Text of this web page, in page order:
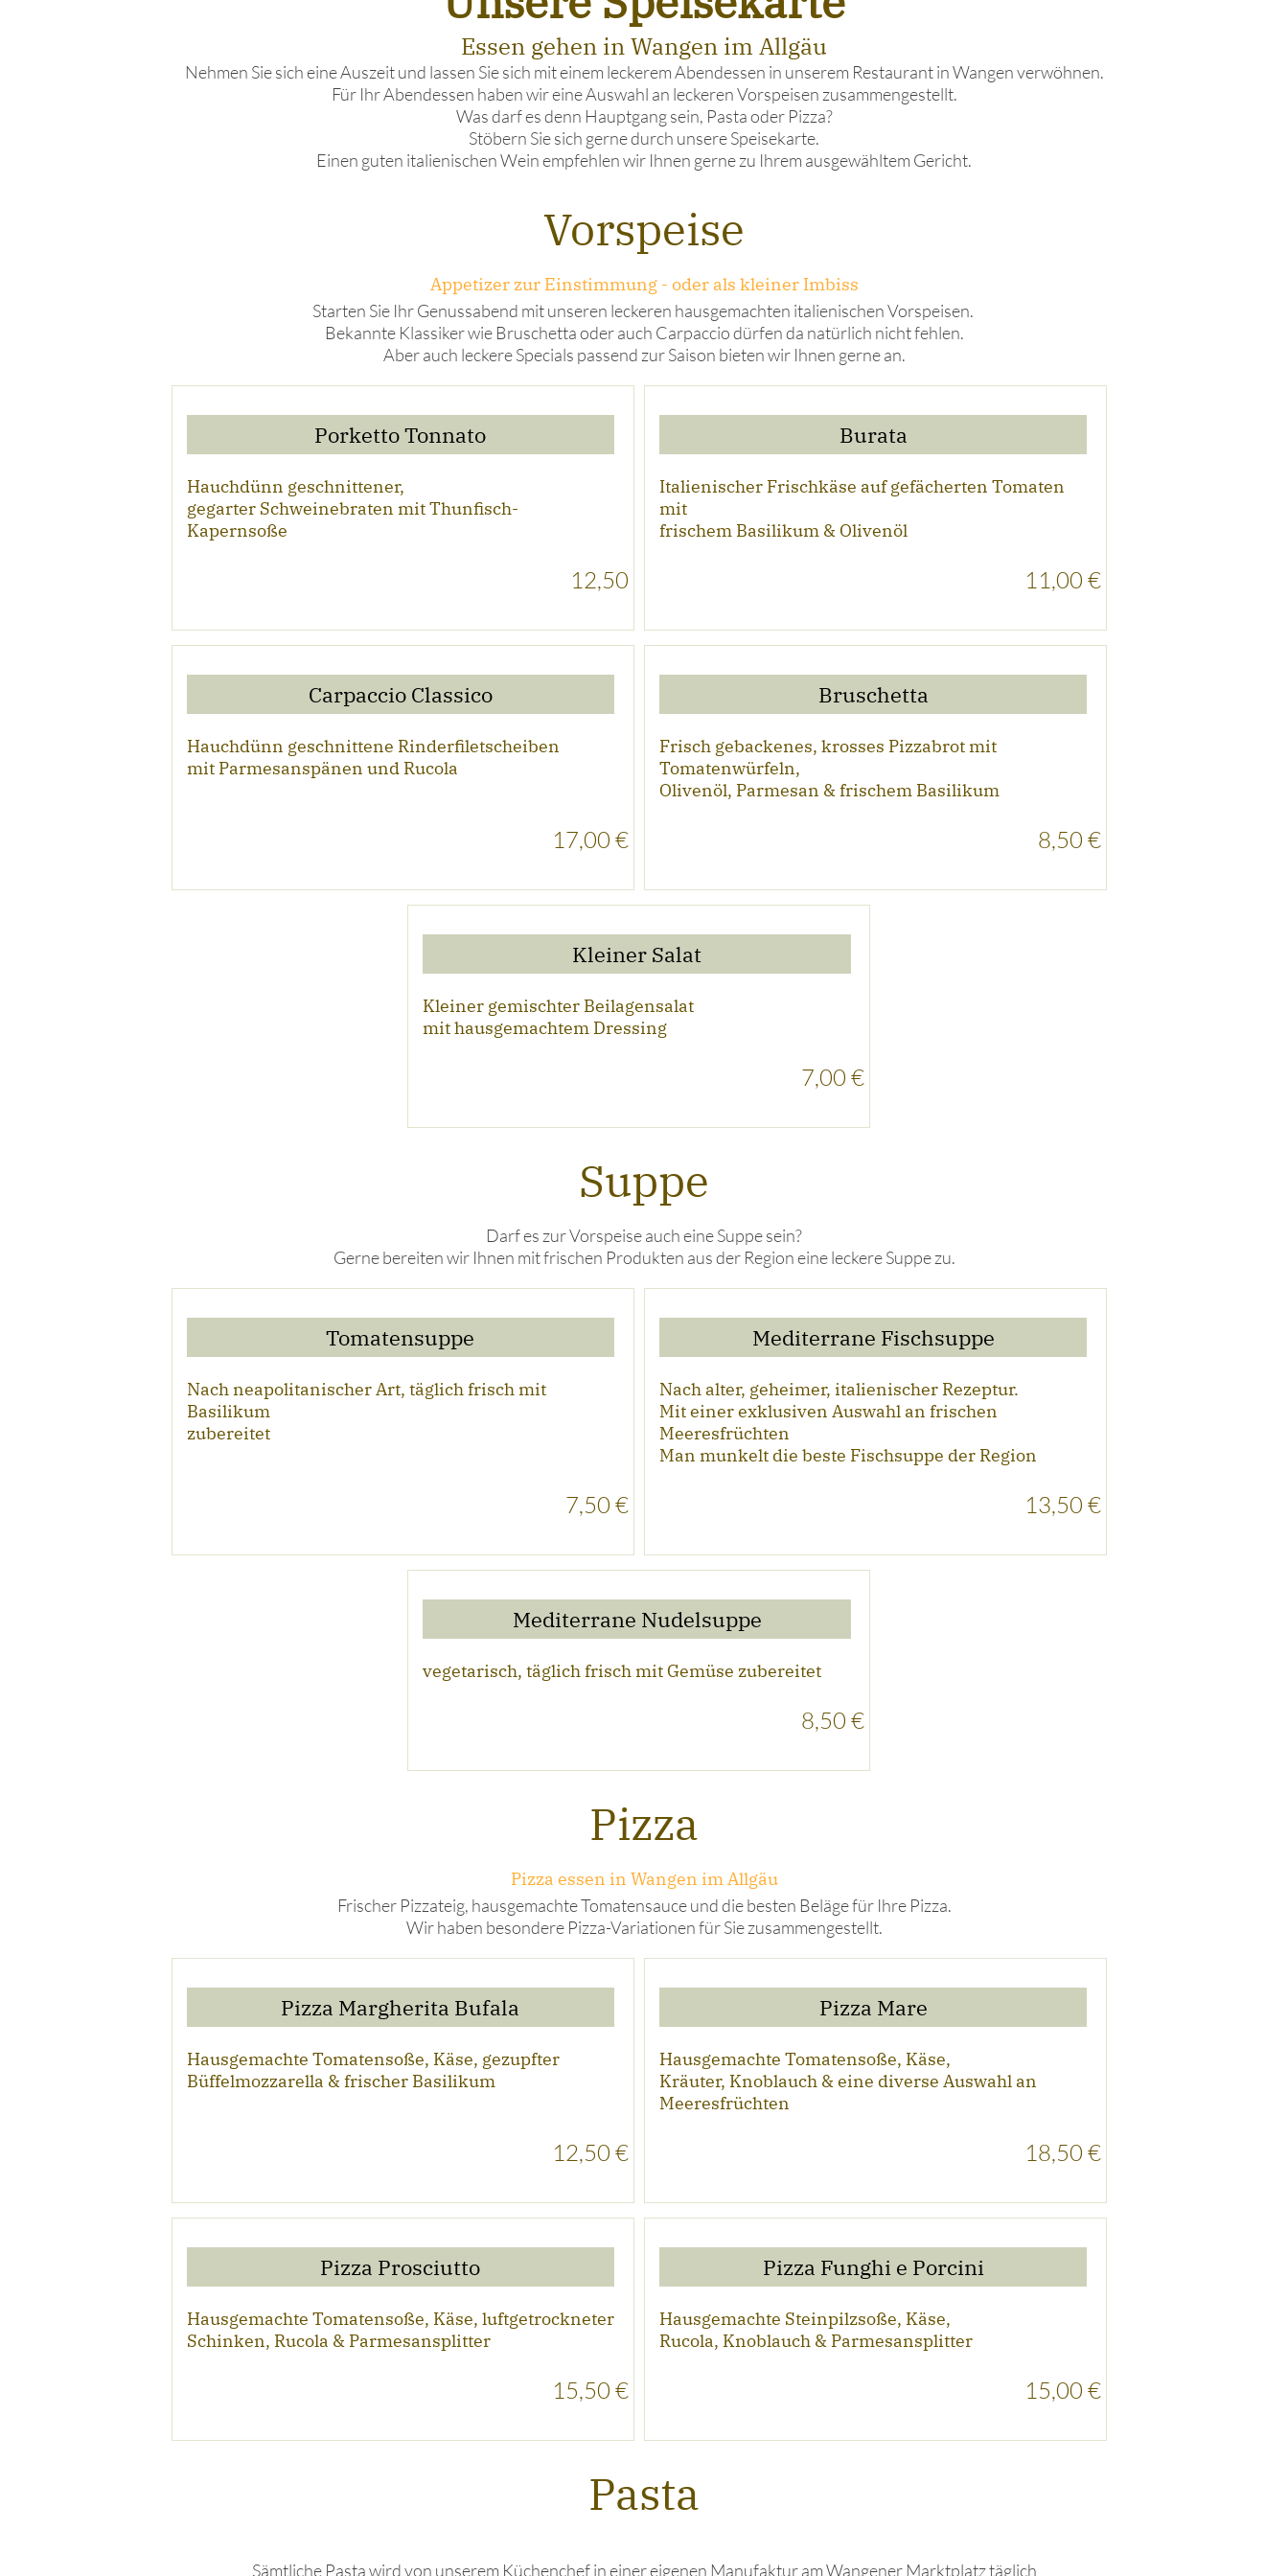
Essen gehen in Wangen im Allgäu
Nehmen Sie sich eine Auszeit und lassen Sie sich mit einem leckerem Abendessen in unserem Restaurant in Wangen verwöhnen.
Für Ihr Abendessen haben wir eine Auswahl an leckeren Vorspeisen zusammengestellt.
Was darf es denn Hauptgang sein, Pasta oder Pizza?
Stöbern Sie sich gerne durch unsere Speisekarte.
Einen guten italienischen Wein empfehlen wir Ihnen gerne zu Ihrem ausgewähltem Gericht.
Vorspeise
Appetizer zur Einstimmung - oder als kleiner Imbiss
Starten Sie Ihr Genussabend mit unseren leckeren hausgemachten italienischen Vorspeisen.
Bekannte Klassiker wie Bruschetta oder auch Carpaccio dürfen da natürlich nicht fehlen.
Aber auch leckere Specials passend zur Saison bieten wir Ihnen gerne an.
Porketto Tonnato
Hauchdünn geschnittener,
gegarter Schweinebraten mit Thunfisch-
Kapernsoße
12,50
Burata
Italienischer Frischkäse auf gefächerten Tomaten
mit
frischem Basilikum & Olivenöl
11,00 €
Carpaccio Classico
Hauchdünn geschnittene Rinderfiletscheiben
mit Parmesanspänen und Rucola
17,00 €
Bruschetta
Frisch gebackenes, krosses Pizzabrot mit
Tomatenwürfeln,
Olivenöl, Parmesan & frischem Basilikum
8,50 €
Kleiner Salat
Kleiner gemischter Beilagensalat
mit hausgemachtem Dressing
7,00 €
Suppe
Darf es zur Vorspeise auch eine Suppe sein?
Gerne bereiten wir Ihnen mit frischen Produkten aus der Region eine leckere Suppe zu.
Tomatensuppe
Nach neapolitanischer Art, täglich frisch mit
Basilikum
zubereitet
7,50 €
Mediterrane Fischsuppe
Nach alter, geheimer, italienischer Rezeptur.
Mit einer exklusiven Auswahl an frischen
Meeresfrüchten
Man munkelt die beste Fischsuppe der Region
13,50 €
Mediterrane Nudelsuppe
vegetarisch, täglich frisch mit Gemüse zubereitet
8,50 €
Pizza
Pizza essen in Wangen im Allgäu
Frischer Pizzateig, hausgemachte Tomatensauce und die besten Beläge für Ihre Pizza.
Wir haben besondere Pizza-Variationen für Sie zusammengestellt.
Pizza Margherita Bufala
Hausgemachte Tomatensoße, Käse, gezupfter
Büffelmozzarella & frischer Basilikum
12,50 €
Pizza Mare
Hausgemachte Tomatensoße, Käse,
Kräuter, Knoblauch & eine diverse Auswahl an
Meeresfrüchten
18,50 €
Pizza Prosciutto
Hausgemachte Tomatensoße, Käse, luftgetrockneter
Schinken, Rucola & Parmesansplitter
15,50 €
Pizza Funghi e Porcini
Hausgemachte Steinpilzsoße, Käse,
Rucola, Knoblauch & Parmesansplitter
15,00 €
Pasta
Sämtliche Pasta wird von unserem Küchenchef in einer eigenen Manufaktur am Wangener Marktplatz täglich